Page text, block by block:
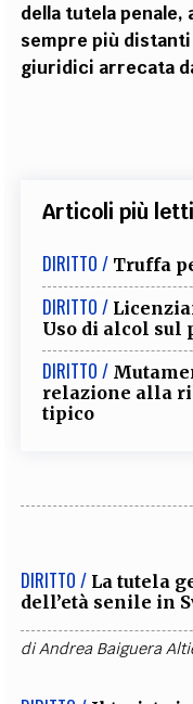
della tutela
sempre più
giuridici arrecata
Articoli più
DIRITTO / Truffa
DIRITTO /
Uso di alcol sul
DIRITTO /
relazione alla
tipico
DIRITTO / La tutela
dell’età senile in
diAndrea Baiguera